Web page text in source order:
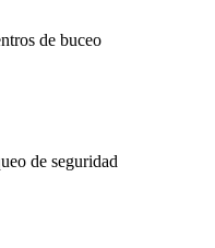
de buceo
de seguridad